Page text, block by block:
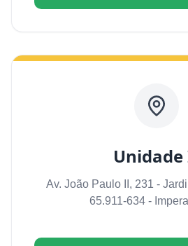
Av. João Paulo II, 231 -
65.911-634 -